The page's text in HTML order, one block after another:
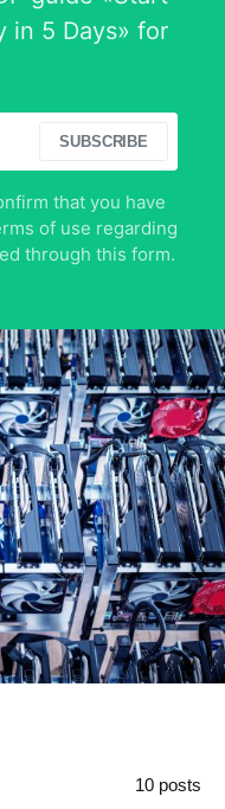
in 5 Days» for
SUBSCRIBE
that you have
of use regarding
through this form.
10 posts